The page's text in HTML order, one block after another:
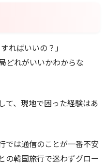
ればいいの？」
どれがいいかわからな
て、現地で困った経験はあ
では通信のことが一番不安
の韓国旅行で迷わずグロー